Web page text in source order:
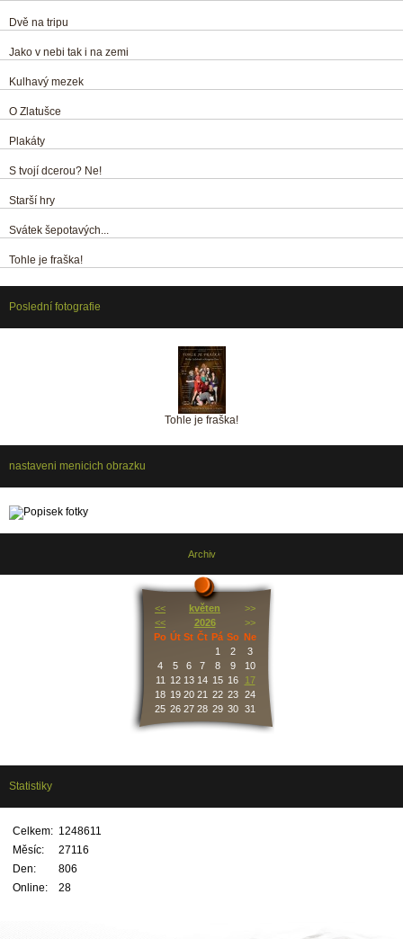
Dvě na tripu
Jako v nebi tak i na zemi
Kulhavý mezek
O Zlatušce
Plakáty
S tvojí dcerou? Ne!
Starší hry
Svátek šepotavých...
Tohle je fraška!
Poslední fotografie
Tohle je fraška!
nastaveni menicich obrazku
Archiv
<< květen
>>
<<
2026
>>
Po Út St Čt Pá So Ne
1
2
3
4
5 6 7 8 9
10
11
12 13 14 15 16
17
18 19 20 21 22 23 24
25 26 27 28 29 30 31
Statistiky
Online: 28
Celkem: 1248611
Měsíc:
27116
Den:
806